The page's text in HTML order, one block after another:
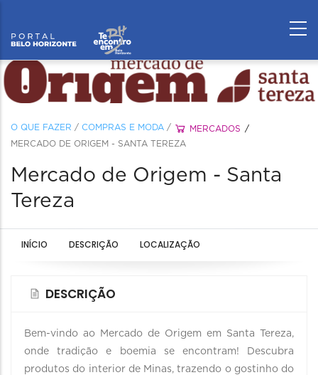
O QUE FAZER / COMPRAS E MODA /
MERCADOS
MERCADO DE ORIGEM - SANTA TEREZA
Mercado de Origem - Santa
Tereza
INÍCIO DESCRIÇÃO LOCALIZAÇÃO
DESCRIÇÃO
Bem-vindo ao Mercado de Origem em Santa Tereza,
onde tradição e boemia se encontram! Descubra
produtos do interior de Minas, trazendo o gostinho do